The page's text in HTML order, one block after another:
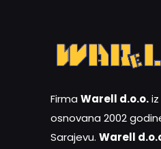
Firma Warell d.o.o.
osnovana 2002
Sarajevu. Warell